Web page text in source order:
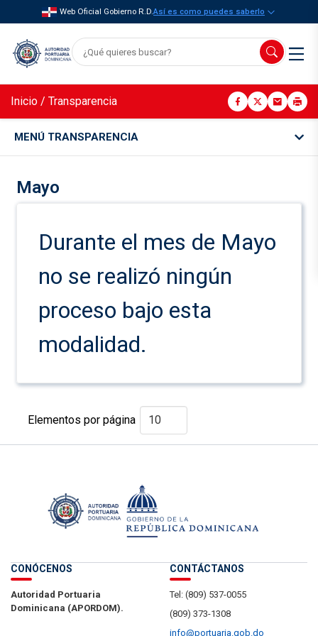
Web Oficial Gobierno R.D.Así es como puedes saberlo
Inicio / Transparencia
MENÚ TRANSPARENCIA
Mayo
Durante el mes de Mayo
no se realizó ningún
proceso bajo esta
modalidad.
Elementos por página
CONÓCENOS
Autoridad Portuaria
Dominicana (APORDOM).
CONTÁCTANOS
Tel: (809) 537-0055
(809) 373-1308
info@portuaria.gob.do